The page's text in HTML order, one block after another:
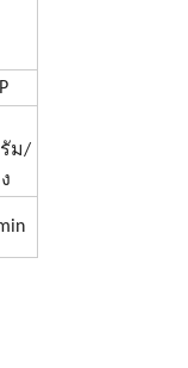
ม/